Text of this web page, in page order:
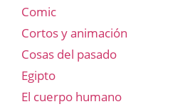
Comic
Cortos y animación
Cosas del pasado
Egipto
El cuerpo humano